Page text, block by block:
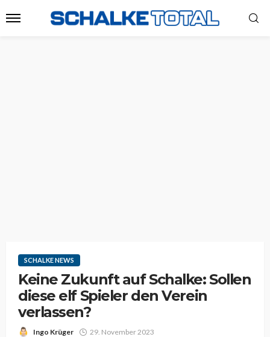
SCHALKE NEWS
Keine Zukunft auf Schalke: Sollen
diese elf Spieler den Verein
verlassen?
Ingo Krüger 29. November 2023